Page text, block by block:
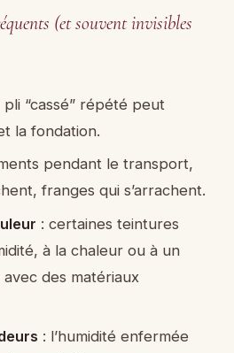
(et souvent invisibles
pli “cassé” répété peut
la fondation.
pendant le transport,
franges qui s’arrachent.
: certaines teintures
à la chaleur ou à un
des matériaux
: l’humidité enfermée